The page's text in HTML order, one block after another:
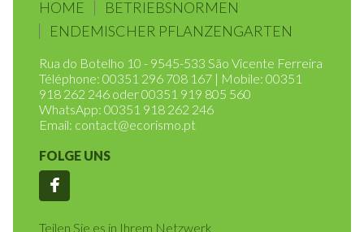
HOME
BETRIEBSNORMEN
Rua do Botelho 10 - 9545-533 São Vicente Ferreira
Téléphone: 00351 296 708 167 | Mobile: 00351
918 262 246 oder 00351 919 805 560
WhatsApp: 00351 918 262 246
FOLGE UNS
Facebook